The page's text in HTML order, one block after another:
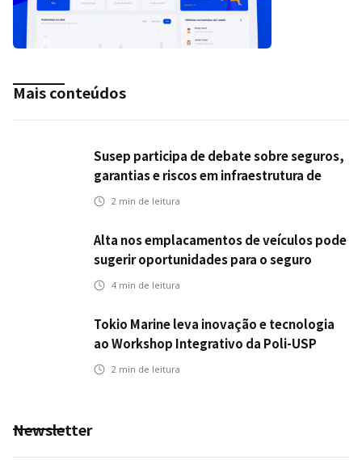
Mais conteúdos
Susep participa de debate sobre seguros,
garantias e riscos em infraestrutura de
transportes
2 min de leitura
Alta nos emplacamentos de veículos pode
sugerir oportunidades para o seguro
automotivo
4 min de leitura
Tokio Marine leva inovação e tecnologia
ao Workshop Integrativo da Poli-USP
2 min de leitura
Newsletter